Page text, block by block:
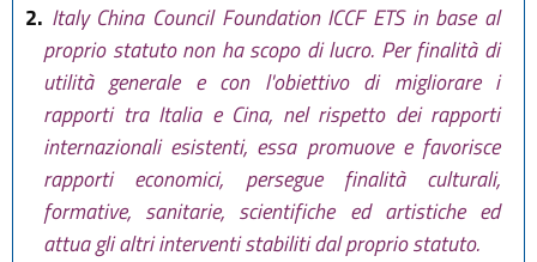
2. Italy China Council Foundation ICCF ETS in base al
proprio statuto non ha scopo di lucro. Per finalità di
utilità generale e con l'obiettivo di migliorare i
rapporti tra Italia e Cina, nel rispetto dei rapporti
internazionali esistenti, essa promuove e favorisce
rapporti economici, persegue finalità culturali,
formative, sanitarie, scientifiche ed artistiche ed
attua gli altri interventi stabiliti dal proprio statuto.